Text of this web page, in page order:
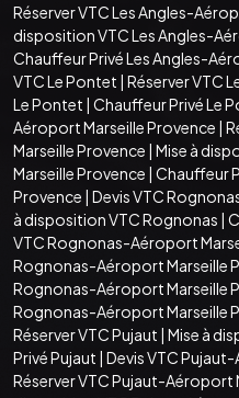
Réserver VTC Les Angles-
disposition VTC Les Angles-
Chauffeur Privé Les Angles-
VTC Le Pontet | Réserver VTC
Le Pontet | Chauffeur Privé Le
Aéroport Marseille Provence |
Marseille Provence | Mise à
Marseille Provence | Chauffeur
Provence | Devis VTC
à disposition VTC Rognonas |
VTC Rognonas-Aéroport
Rognonas-Aéroport Marseille
Rognonas-Aéroport Marseille
Rognonas-Aéroport Marseille
Réserver VTC Pujaut | Mise à
Privé Pujaut | Devis VTC
Réserver VTC Pujaut-Aéroport